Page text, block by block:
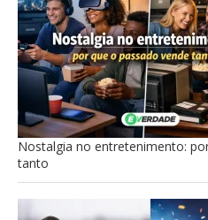
Nostalgia no entretenimento:
tanto